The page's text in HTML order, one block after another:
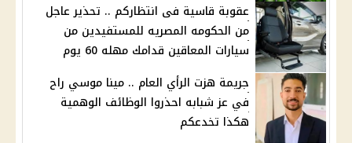
عقوبة قاسية فى انتظاركم .. تحذير عاجل
من الحكومه المصريه للمستفيدين من
سيارات المعاقين قدامك مهله 60 يوم
جريمة هزت الرأي العام .. مينا موسي راح
في عز شبابه احذروا الوظائف الوهمية
هكذا تخدعكم